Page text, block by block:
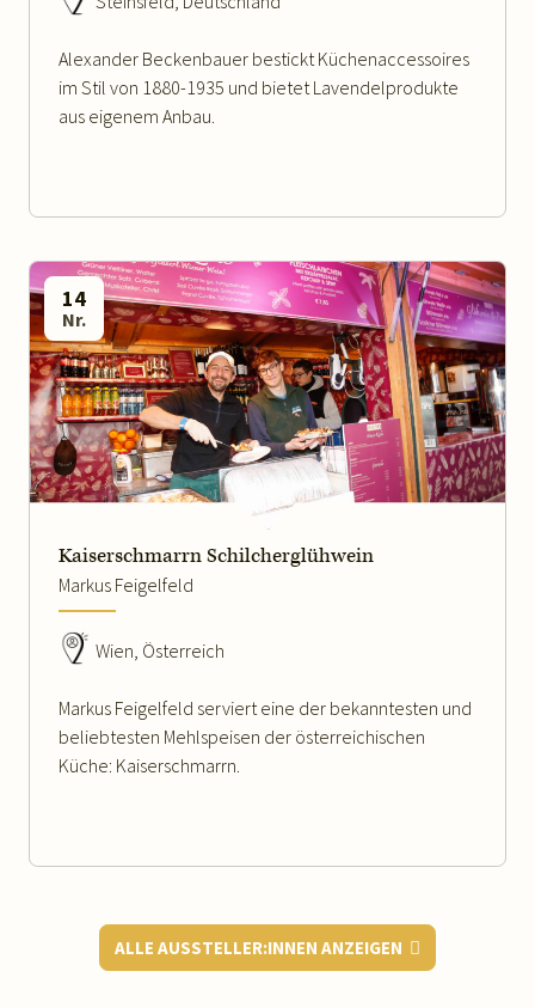
Alexander Beckenbauer bestickt Küchenaccessoires
im Stil von 1880-1935 und bietet Lavendelprodukte
aus eigenem Anbau.
WEITERLESEN
14
Nr.
Kaiserschmarrn Schilcherglühwein
Markus Feigelfeld
Wien, Österreich
Markus Feigelfeld serviert eine der bekanntesten und
beliebtesten Mehlspeisen der österreichischen
Küche: Kaiserschmarrn.
ALLE AUSSTELLER:INNEN ANZEIGEN